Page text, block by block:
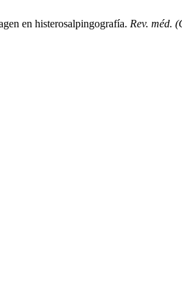
en histerosalpingografía. Rev. méd.